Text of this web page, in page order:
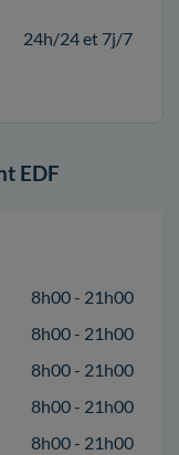
24h/24 et 7j/7
EDF
8h00 - 21h00
8h00 - 21h00
8h00 - 21h00
8h00 - 21h00
8h00 - 21h00